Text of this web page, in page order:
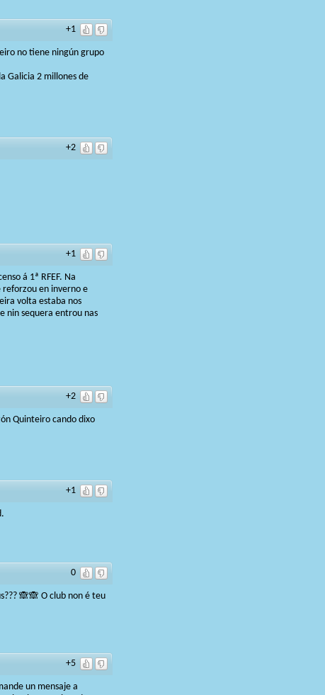
+1
no tiene ningún grupo
Galicia 2 millones de
+2
+1
á 1ª RFEF. Na
reforzou en inverno e
volta estaba nos
nin sequera entrou nas
+2
Quinteiro cando dixo
+1
0
🙈🙈 O club non é teu
+5
un mensaje a